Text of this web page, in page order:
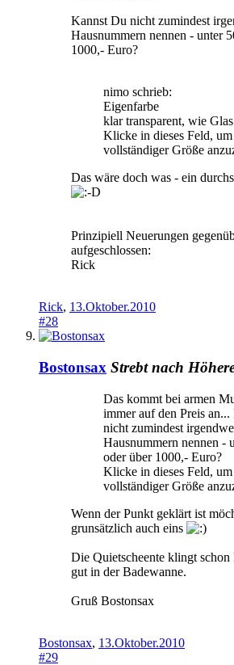
Kannst Du nicht zumindest
Hausnummern nennen - unter
1000,- Euro?
nimo schrieb:
Eigenfarbe
klar transparent, wie Glas
Klicke in dieses Feld, um
vollständiger Größe
Das wäre doch was - ein
Prinzipiell Neuerungen
aufgeschlossen:
Rick
Rick, 13.Oktober.2010
#28
Bostonsax Strebt nach
Das kommt bei armen
immer auf den Preis
nicht zumindest
Hausnummern nennen -
oder über 1000,- Euro?
Klicke in dieses Feld, um
vollständiger Größe
Wenn der Punkt geklärt ist
grunsätzlich auch eins
Die Quietscheente klingt schon
gut in der Badewanne.
Gruß Bostonsax
Bostonsax, 13.Oktober.2010
#29